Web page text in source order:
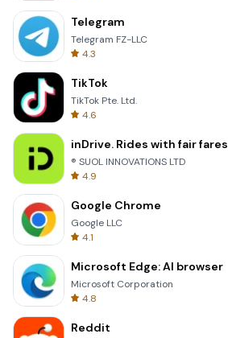
Telegram
Telegram FZ-LLC
4.3
TikTok
TikTok Pte. Ltd.
4.6
inDrive. Rides with fair fares
® SUOL INNOVATIONS LTD
4.9
Google Chrome
Google LLC
4.1
Microsoft Edge: AI browser
Microsoft Corporation
4.8
Reddit